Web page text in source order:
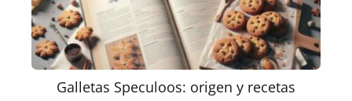
Galletas Speculoos: origen y recetas